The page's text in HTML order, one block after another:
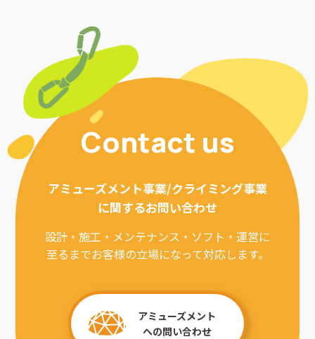
Contact us
アミューズメント事業/クライミング事業
に関するお問い合わせ
設計・施工・メンテナンス・ソフト・運営に
至るまでお客様の立場になって対応します。
アミューズメント
への問い合わせ